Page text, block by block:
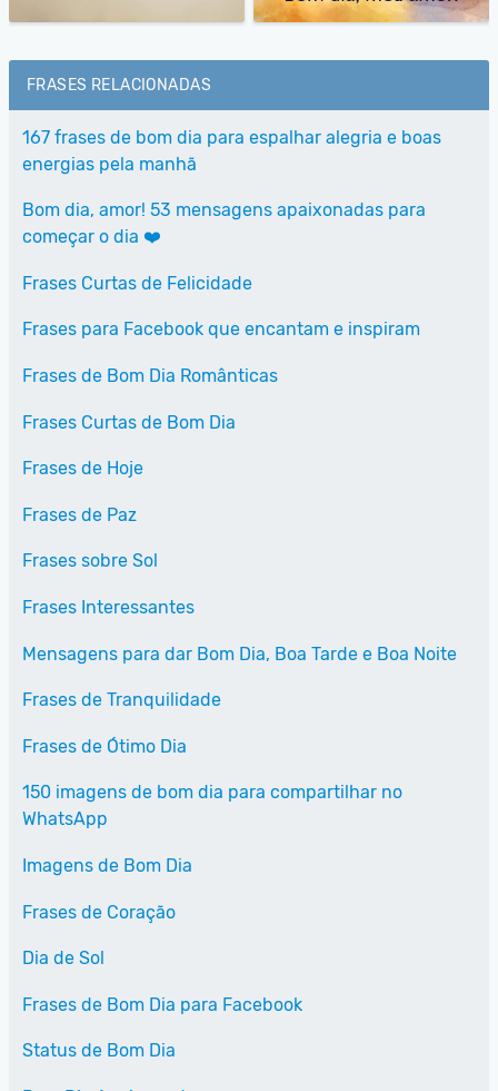
FRASES RELACIONADAS
167 frases de bom dia para espalhar alegria e boas
energias pela manhã
Bom dia, amor! 53 mensagens apaixonadas para
começar o dia ❤️
Frases Curtas de Felicidade
Frases para Facebook que encantam e inspiram
Frases de Bom Dia Românticas
Frases Curtas de Bom Dia
Frases de Hoje
Frases de Paz
Frases sobre Sol
Frases Interessantes
Mensagens para dar Bom Dia, Boa Tarde e Boa Noite
Frases de Tranquilidade
Frases de Ótimo Dia
150 imagens de bom dia para compartilhar no
WhatsApp
Imagens de Bom Dia
Frases de Coração
Dia de Sol
Frases de Bom Dia para Facebook
Status de Bom Dia